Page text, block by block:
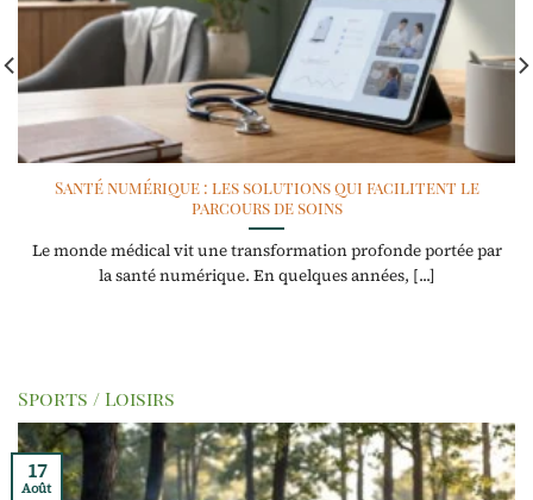
Santé numérique : les solutions qui facilitent le
parcours de soins
Le monde médical vit une transformation profonde portée par
la santé numérique. En quelques années, [...]
Sports / Loisirs
17
Août